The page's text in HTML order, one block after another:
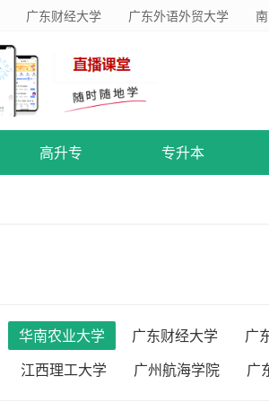
广东财经大学 广东外语外贸大学
高升专 专升本
华南农业大学 广东财经大学
广
江西理工大学 广州航海学院 广